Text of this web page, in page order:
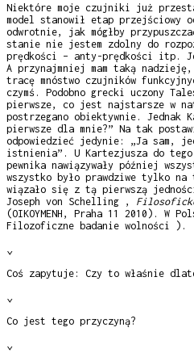
Niektóre moje czujniki już
model stanowił etap przejściowy
odwrotnie, jak mógłby
stanie nie jestem zdolny do
prędkości – anty-prędkości itp.
A przynajmniej mam taką
tracę mnóstwo czujników
czymś. Podobno grecki uczony
pierwsze, co jest najstarsze w
postrzegano obiektywnie. Jednak
pierwsze dla mnie?” Na tak
odpowiedzieć jedynie: „Ja sam,
istnienia”. U Kartezjusza do tego
pewnika nawiązywały później
wszystko było prawdziwe tylko
wiązało się z tą pierwszą
Joseph von Schelling ,
(OIKOYMENH, Praha 11 2010). W
Filozoficzne badanie wolności ).
⌄
Coś zapytuje: Czy to właśnie
⌄
Co jest tego przyczyną?
⌄